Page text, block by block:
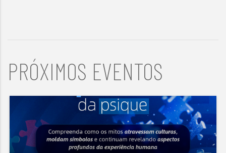
PRÓXIMOS EVENTOS